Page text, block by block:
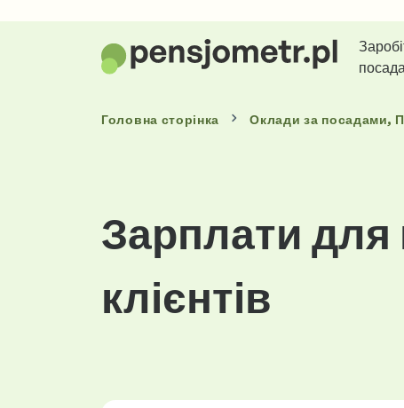
Головна сторінка Окладиза посадами,
Зарплати для
клієнтів